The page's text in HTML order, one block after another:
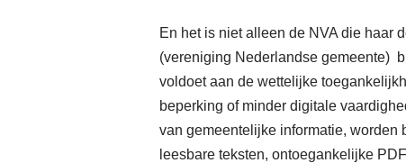
En het is niet alleen de NVA die haar
(vereniging Nederlandse gemeente)
voldoet aan de wettelijke
beperking of minder digitale
van gemeentelijke informatie, worden
leesbare teksten, ontoegankelijke